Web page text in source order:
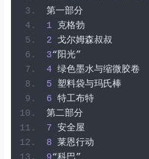
第一部分
1
克格勃
2 戈尔姆森叔叔
3“阳光”
4 绿色墨水与缩微胶卷
5
塑料袋与玛氏棒
6 特工布特
第二部分
7 安全屋
8 莱恩行动